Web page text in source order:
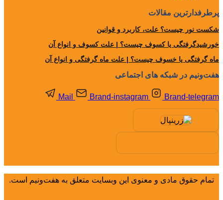
پرطرفدارترین مقالات
شکست نور چیست؟ علت، کاربرد و قوانین
خورشیدگرفتگی یا کسوف چیست؟ | علت کسوف و انواع آن
ماه گرفتگی یا خسوف چیست؟ | علت ماه گرفتگی و انواع آن
هفت‌ونیم در شبکه های اجتماعی
Mail Brand-instagram Brand-telegram
تمام حقوق مادی و معنوی این وبسایت متعلق به هفت‌ونیم است.